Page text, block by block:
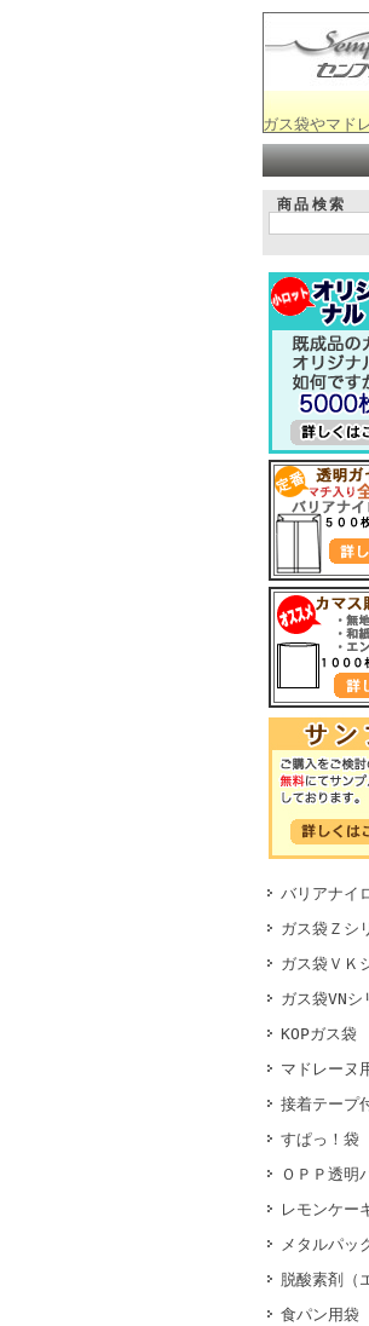
ガス袋やマド
商品検索
バリアナイ
ガス袋Ｚシ
ガス袋ＶＫ
ガス袋VNシ
KOPガス袋
マドレーヌ
接着テープ
すぱっ！袋
ＯＰＰ透明
レモンケー
メタルパッ
脱酸素剤（
食パン用袋